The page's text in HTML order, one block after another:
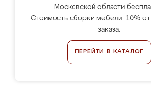
Московской области
Стоимость сборки мебели: 10% от
заказа.
ПЕРЕЙТИ В КАТАЛОГ